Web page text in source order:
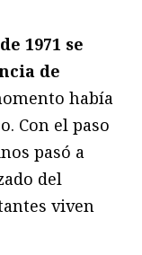
1971 se
de
había
Con el paso
pasó a
del
viven